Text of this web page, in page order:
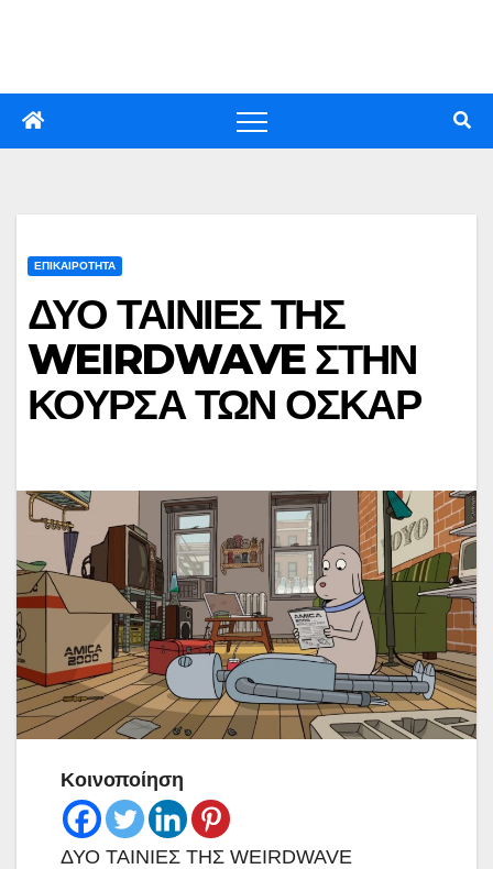
ΕΠΙΚΑΙΡΟΤΗΤΑ
ΔΥΟ ΤΑΙΝΙΕΣ ΤΗΣ
WEIRDWAVE ΣΤΗΝ
ΚΟΥΡΣΑ ΤΩΝ ΟΣΚΑΡ
Κοινοποίηση
ΔΥΟ ΤΑΙΝΙΕΣ ΤΗΣ WEIRDWAVE